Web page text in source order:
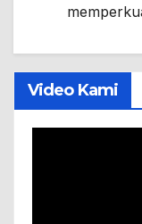
Video Kami